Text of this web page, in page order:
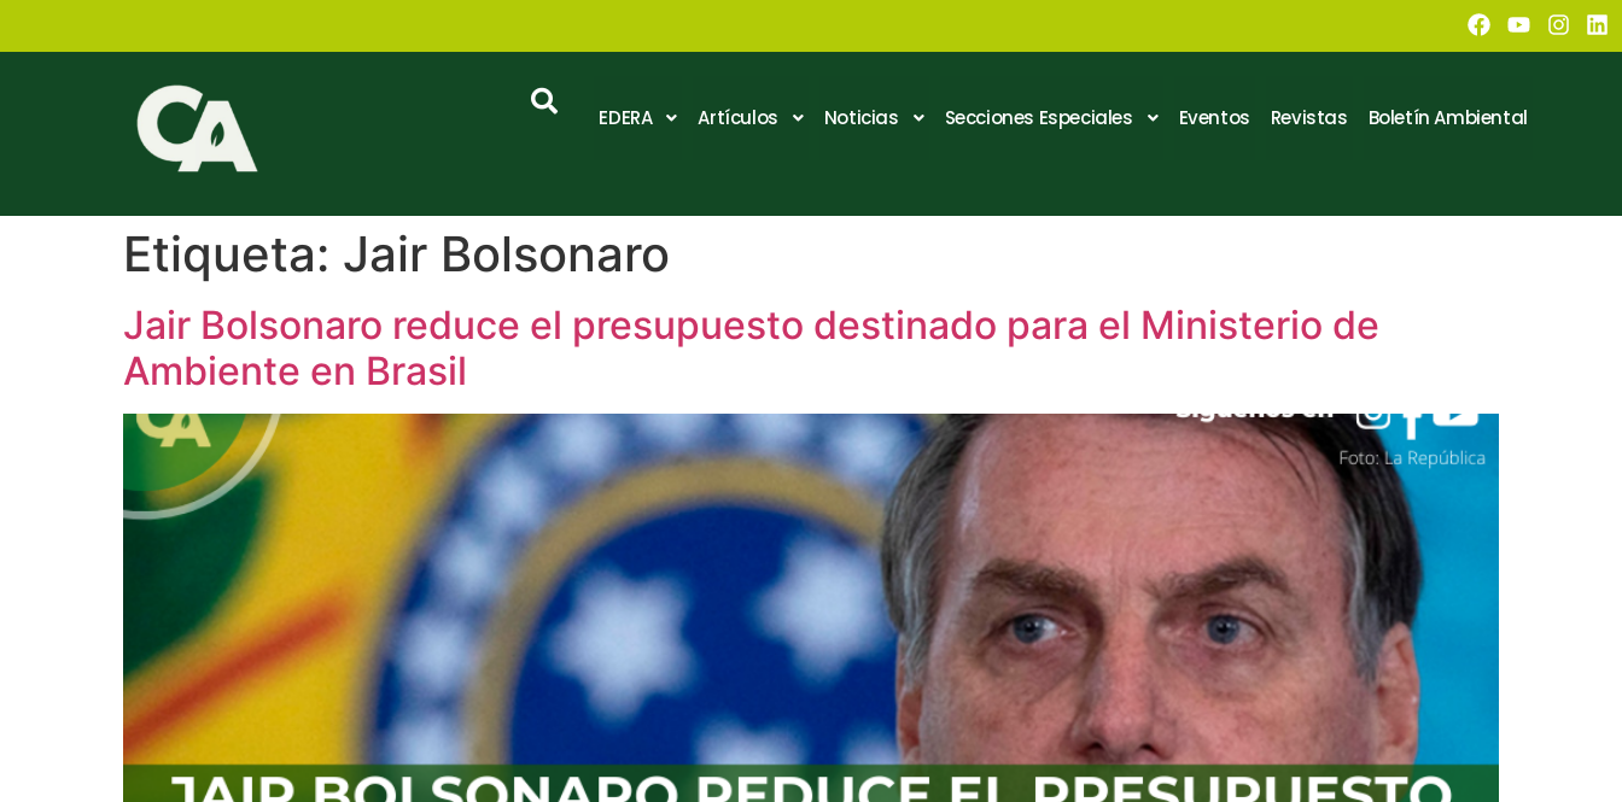
EDERA Artículos Noticias Secciones Especiales Eventos Revistas Boletín Ambiental
Etiqueta: Jair Bolsonaro
Jair Bolsonaro reduce el presupuesto destinado para el Ministerio de
Ambiente en Brasil